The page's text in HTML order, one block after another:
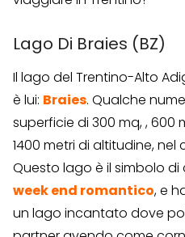
Lago Di Braies (BZ)
Il lago del Trentino-Alto
è lui: Braies. Qualche
superficie di 300 mq, , 600
1400 metri di altitudine, nel
Questo lago è il simbolo
week end romantico, e
un lago incantato dove